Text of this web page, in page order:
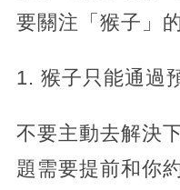
要關注「猴子」
1. 猴子只能通過
不要主動去解決
題需要提前和你